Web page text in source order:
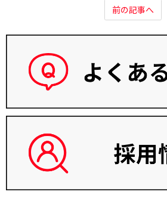
前の記事へ